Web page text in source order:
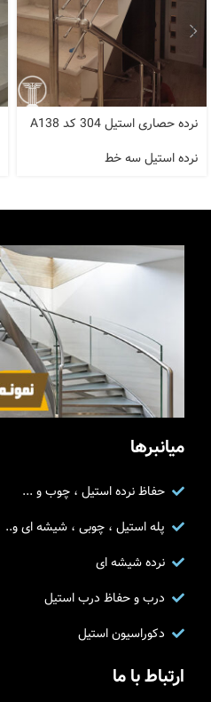
نرده حصاری استیل 304 کد A138
نرده استیل سه خط
میانبرها
حفاظ نرده استیل ، چوب و ...
پله استیل ، چوبی ، شیشه ای و..
نرده شیشه ای
درب و حفاظ درب استیل
دکوراسیون استیل
ارتباط با ما